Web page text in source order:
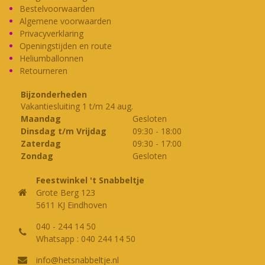
Nagels
Ooglapjes
Oogmaskers
Oorbellen
Opblaasartikelen
Paraplu's
Partylenzen
Pruiken
Ringen
Rookwaren
Scepters / Wandelstokken
Bestelvoorwaarden
Algemene voorwaarden
Privacyverklaring
Openingstijden en route
Heliumballonnen
Retourneren
Bijzonderheden
Vakantiesluiting 1 t/m 24 aug.
Maandag
Gesloten
Dinsdag t/m Vrijdag
09:30 - 18:00
Zaterdag
09:30 - 17:00
Zondag
Gesloten
Feestwinkel 't Snabbeltje
Grote Berg 123
5611 KJ Eindhoven
040 - 244 14 50
Whatsapp : 040 244 14 50
info@hetsnabbeltje.nl